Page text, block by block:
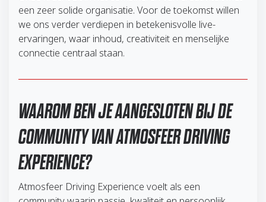
een zeer solide organisatie. Voor de toekomst willen
we ons verder verdiepen in betekenisvolle live-
ervaringen, waar inhoud, creativiteit en menselijke
connectie centraal staan.
WAAROM BEN JE AANGESLOTEN BIJ DE
COMMUNITY VAN ATMOSFEER DRIVING
EXPERIENCE?
Atmosfeer Driving Experience voelt als een